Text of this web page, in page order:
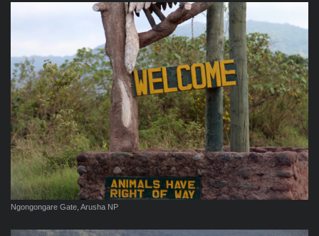
Ngongongare Gate, Arusha NP